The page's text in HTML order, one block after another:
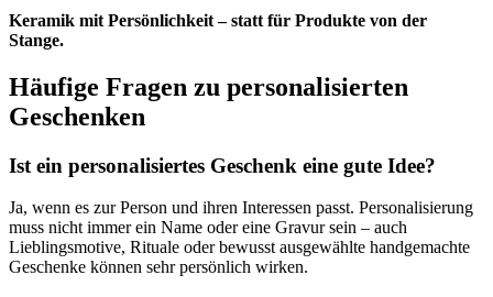
Keramik mit Persönlichkeit – statt für Produkte von der
Stange.
Häufige Fragen zu personalisierten
Geschenken
Ist ein personalisiertes Geschenk eine gute Idee?
Ja, wenn es zur Person und ihren Interessen passt. Personalisierung
muss nicht immer ein Name oder eine Gravur sein – auch
Lieblingsmotive, Rituale oder bewusst ausgewählte handgemachte
Geschenke können sehr persönlich wirken.